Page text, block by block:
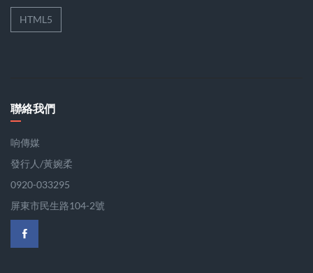
HTML5
聯絡我們
响傳媒
發行人/黃婉柔
0920-033295
屏東市民生路104-2號